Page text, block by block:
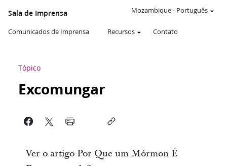
Sala de Imprensa
Comunicados de Imprensa Recursos Contato
Mozambique- Português
Tópico
Excomungar
Ver o artigo Por Que um Mórmon É